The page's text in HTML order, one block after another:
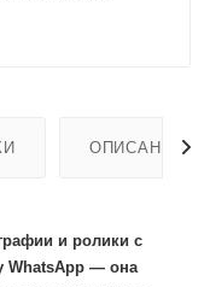
ОПИСАНИЕ
и ролики с
WhatsApp — она